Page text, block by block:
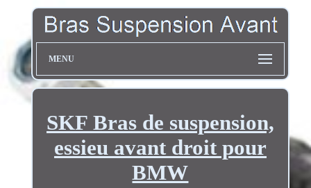
MENU
SKF Bras de suspension,
essieu avant droit pour
BMW